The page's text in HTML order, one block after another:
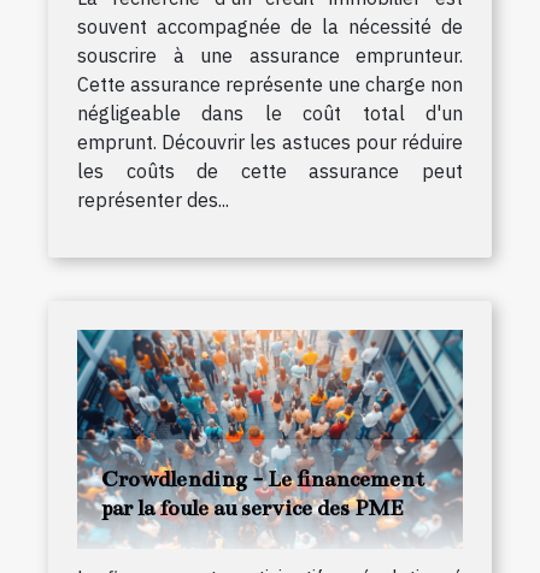
souvent accompagnée de la nécessité de
souscrire à une assurance emprunteur.
Cette assurance représente une charge non
négligeable dans le coût total d'un
emprunt. Découvrir les astuces pour réduire
les coûts de cette assurance peut
représenter des...
Crowdlending - Le financement
par la foule au service des PME